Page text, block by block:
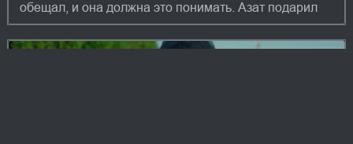
обещал, и она должна это понимать. Азат подарил
Рейян кольцо. Фырат пытается убедить Рей...